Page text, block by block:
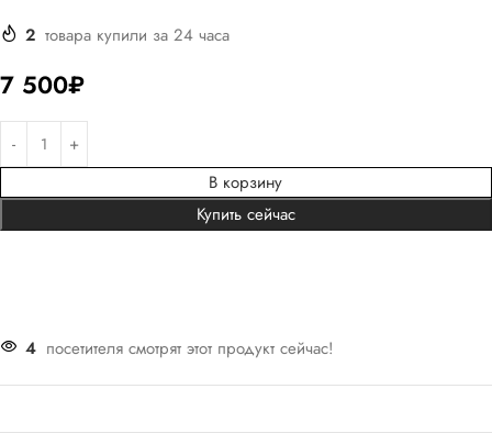
2 товара купили за 24 часа
7 500₽
В корзину
Купить сейчас
4 посетителя смотрят этот продукт сейчас!